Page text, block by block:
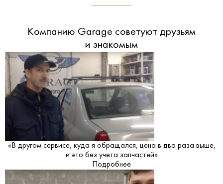
Компанию Garage советуют друзьям
и знакомым
«В другом сервисе, куда я обращался, цена в два раза выше,
и это без учета запчастей»
Подробнее